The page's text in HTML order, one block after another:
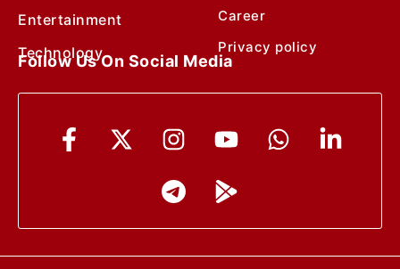
Entertainment
Technology
Career
Privacy policy
Follow Us On Social Media